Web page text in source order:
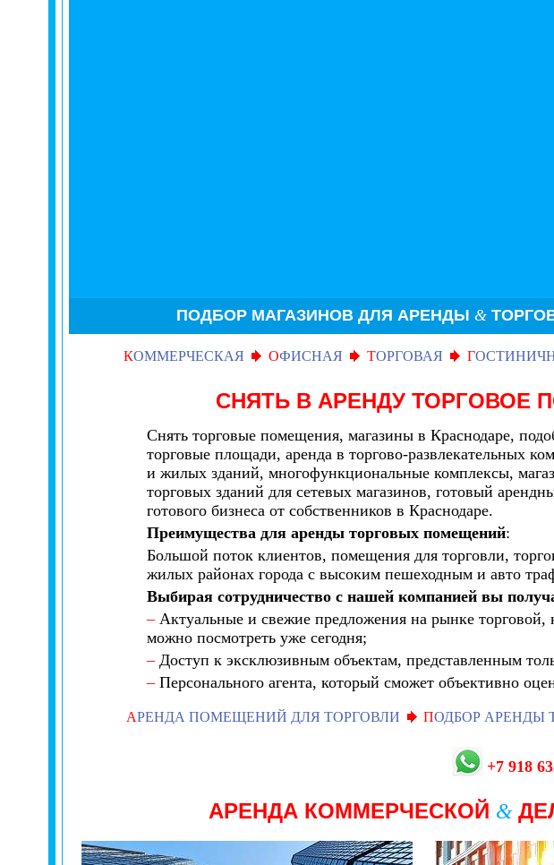
ПОДБОР МАГАЗИНОВ ДЛЯ АРЕНДЫ &
КОММЕРЧЕСКАЯ ОФИСНАЯ ТОРГОВАЯ Г
СНЯТЬ В АРЕНДУ ТОРГОВОЕ
Снять торговые помещения, магазины в Краснодаре,
торговые площади, аренда в торгово-развлекательных
и жилых зданий, многофункциональные комплексы,
торговых зданий для сетевых магазинов, готовый
готового бизнеса от собственников в Краснодаре.
Преимущества для аренды торговых помещений:
Большой поток клиентов, помещения для торговли,
жилых районах города с высоким пешеходным и авто
Выбирая сотрудничество с нашей компанией вы
–Актуальные и свежие предложения на рынке торговой,
можно посмотреть уже сегодня;
–Доступ к эксклюзивным объектам, представленным
–Персонального агента, который сможет объективно
АРЕНДА ПОМЕЩЕНИЙ ДЛЯ ТОРГОВЛИ ПОДБОР АРЕНДЫ
+7 918
АРЕНДА КОММЕРЧЕСКОЙ &